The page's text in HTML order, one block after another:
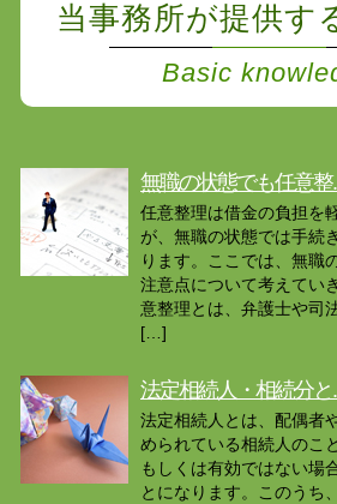
当事務所が提供す
Basic
無職の状態でも任意整
任意整理は借金の負担を
が、無職の状態では手続
ります。ここでは、無職
注意点について考えてい
意整理とは、弁護士や司
[…]
法定相続人・相続分と
法定相続人とは、配偶者
められている相続人のこ
もしくは有効ではない場
とになります。このうち